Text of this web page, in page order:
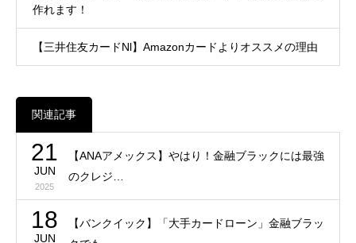
作れます！
【三井住友カードNl】Amazonカードよりオススメの理由
関連記事
21
JUN
2025
【ANAアメックス】やはり！金融ブラックには最強
のクレジ…
18
JUN
【バンクイック】「大手カードローン」金融ブラッ